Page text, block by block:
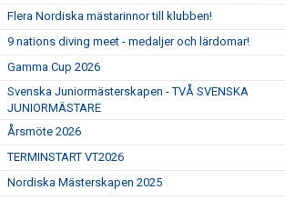
Flera Nordiska mästarinnor till klubben!
9 nations diving meet - medaljer och lärdomar!
Gamma Cup 2026
Svenska Juniormästerskapen - TVÅ SVENSKA
JUNIORMÄSTARE
Årsmöte 2026
TERMINSTART VT2026
Nordiska Mästerskapen 2025